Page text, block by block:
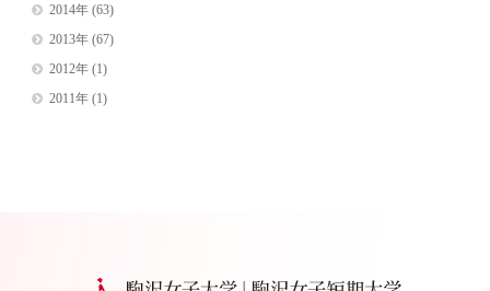
2014年(63)
2013年(67)
2012年(1)
2011年(1)